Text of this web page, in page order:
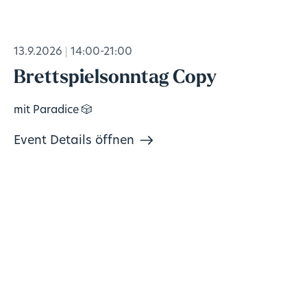
13.9.2026 14:00-21:00
Brettspielsonntag Copy
mit Paradice 🎲
Event Details öffnen